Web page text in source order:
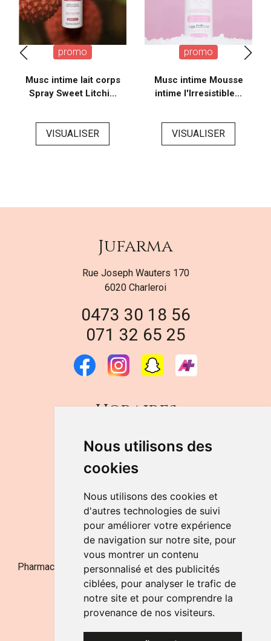
Nous utilisons des
cookies
Nous utilisons des cookies et
d'autres technologies de suivi
pour améliorer votre expérience
de navigation sur notre site, pour
vous montrer un contenu
personnalisé et des publicités
ciblées, pour analyser le trafic de
notre site et pour comprendre la
provenance de nos visiteurs.
promo
Musc intime lait corps
Spray Sweet Litchi...
VISUALISER
promo
Musc intime Mousse
intime l'Irresistible...
VISUALISER
Jufarma
Rue Joseph Wauters 170
6020 Charleroi
0473 30 18 56
071 32 65 25
Horaires
DU LUNDI AU VENDREDI
de 9h à 12h30 et de 14h à 18h
LE SAMEDI
de 9h à 12h30
NOUS CONTACTER
Pharmacie Jufarma - Fatima Abachra - APB 521704 - N°
Entreprise BE0882-700-592